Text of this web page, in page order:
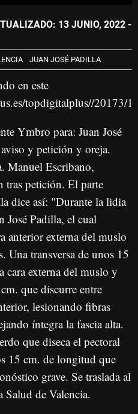
13 JUNIO, 2022 -
JUAN JOSÉ PADILLA
en este
topdigitalplus//20173/
Ymbro para: Juan José
y petición y oreja.
Manuel Escribano,
tras petición. El parte
dice así: "Durante la lidia
José Padilla, el cual
anterior externa del muslo
Una transversa de unos 15
cara externa del muslo y
que discurre entre
lesionando fibras
íntegra la fascia alta.
que diseca el pectoral
15 cm. de longitud que
grave. Se traslada al
Salud de Valencia.